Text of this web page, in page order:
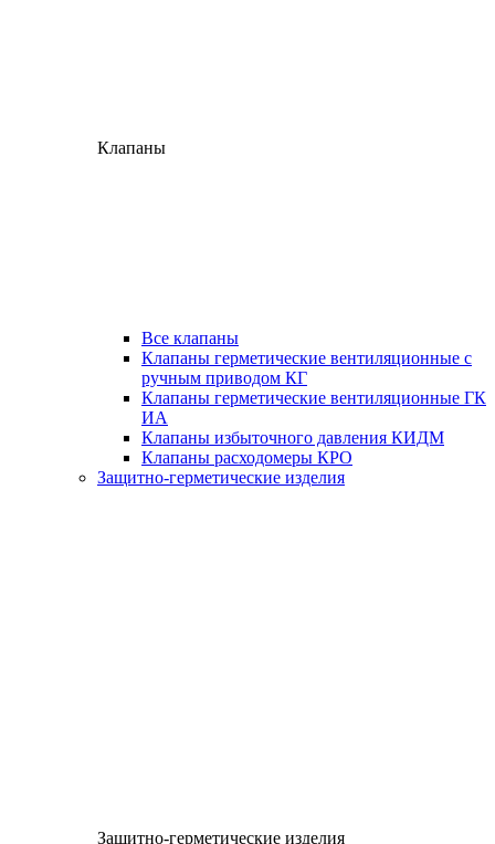
Клапаны
Все клапаны
Клапаны герметические вентиляционные с
ручным приводом КГ
Клапаны герметические вентиляционные ГК
ИА
Клапаны избыточного давления КИДМ
Клапаны расходомеры КРО
Защитно-герметические изделия
Защитно-герметические изделия